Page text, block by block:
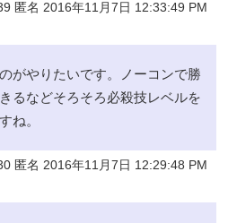
匿名 2016年11月7日 12:33:49 PM
がやりたいです。ノーコンで勝
るなどそろそろ必殺技レベルを
ね。
匿名 2016年11月7日 12:29:48 PM